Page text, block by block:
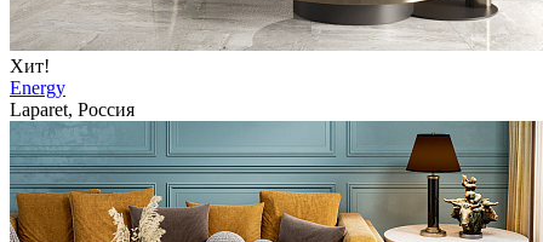
Хит!
Energy
Laparet, Россия